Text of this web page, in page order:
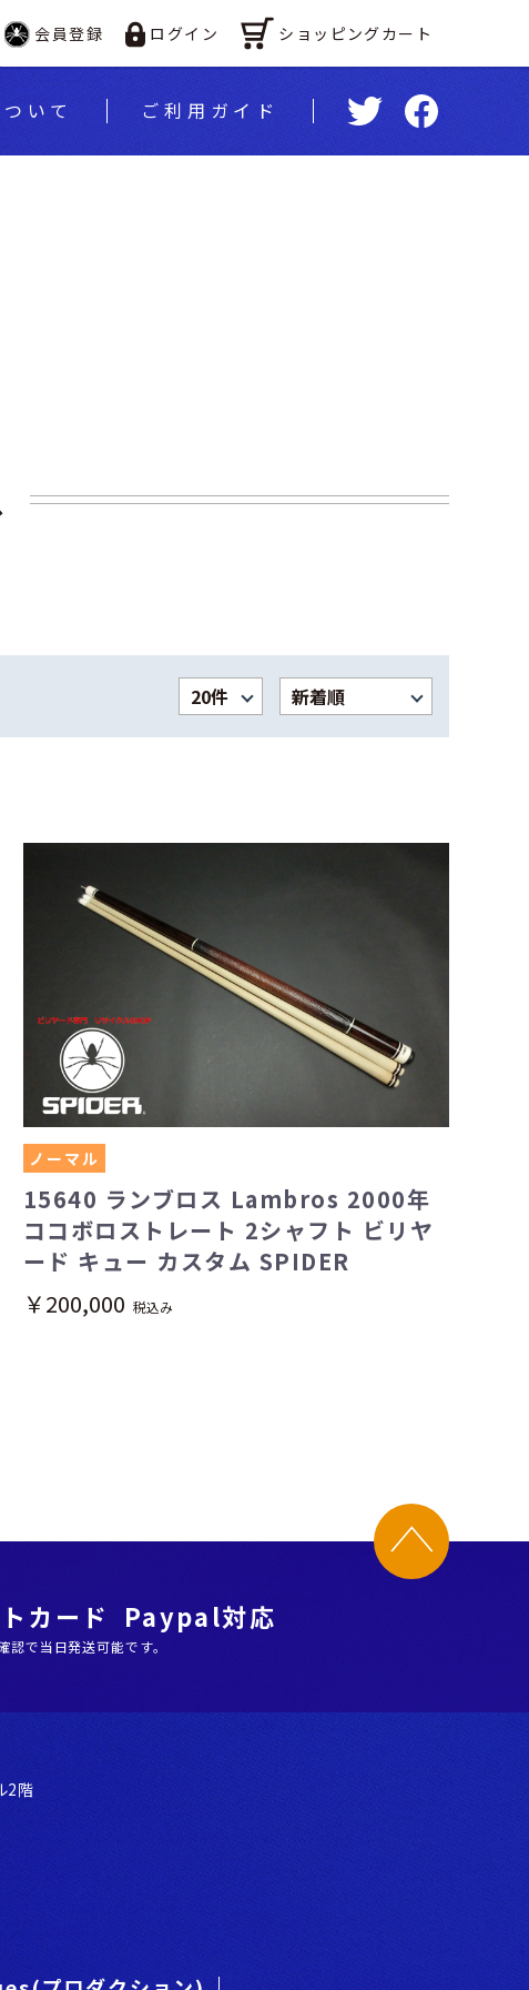
会員登録 ログイン ショッピングカート
いて ご利⽤ガイド
ノーマル
15640 ランブロス Lambros 2000年
ココボロストレート 2シャフト ビリヤ
ード キュー カスタム SPIDER
￥200,000 税込み
カード Paypal対応
認で当日発送可能です。
2階